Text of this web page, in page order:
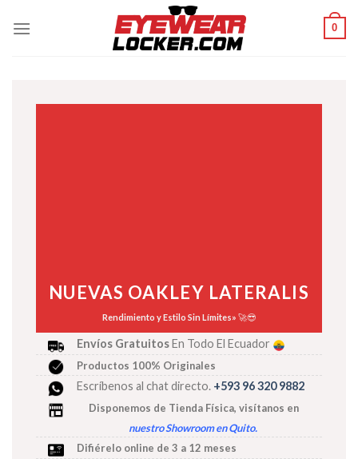
0
NUEVAS OAKLEY LATERALIS
Rendimiento y Estilo Sin Límites» 🚀😎
Envíos GratuitosEn Todo El Ecuador
Productos 100% Originales
Escríbenos al chat directo. +593 96 320 9882
Disponemos de Tienda Física, visítanos en
nuestro Showroom en Quito.
Difiérelo online de 3 a 12 meses